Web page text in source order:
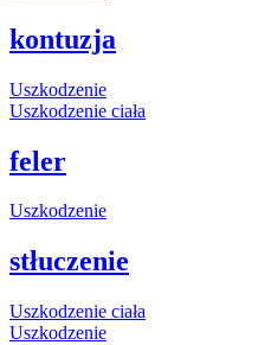
kontuzja
Uszkodzenie
Uszkodzenie ciała
feler
Uszkodzenie
stłuczenie
Uszkodzenie ciała
Uszkodzenie